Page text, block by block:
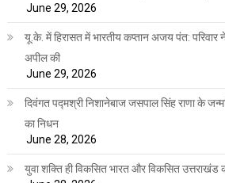
June 29, 2026
यू.के. में हिरासत में भारतीय कप्तान अजय पंत: परिवार
अपील की
June 29, 2026
दिवंगत पद्मश्री निशानेबाज जसपाल सिंह राणा के
का निधन
June 28, 2026
युवा शक्ति ही विकसित भारत और विकसित उत्तराखंड